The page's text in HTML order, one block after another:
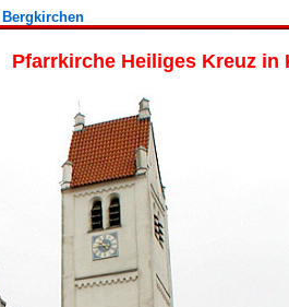
Pfarrkirche Heiliges Kreuz in